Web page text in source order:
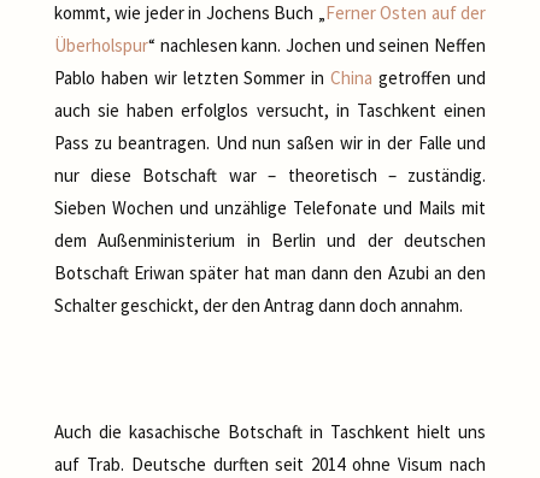
kommt, wie jeder in Jochens Buch „Ferner Osten auf der
Überholspur“ nachlesen kann. Jochen und seinen Neffen
Pablo haben wir letzten Sommer inChina getroffen und
auch sie haben erfolglos versucht, in Taschkent einen
Pass zu beantragen. Und nun saßen wir in der Falle und
nur diese Botschaft war – theoretisch – zuständig.
Sieben Wochen und unzählige Telefonate und Mails mit
dem Außenministerium in Berlin und der deutschen
Botschaft Eriwan später hat man dann den Azubi an den
Schalter geschickt, der den Antrag dann doch annahm.
Auch die kasachische Botschaft in Taschkent hielt uns
auf Trab. Deutsche durften seit 2014 ohne Visum nach